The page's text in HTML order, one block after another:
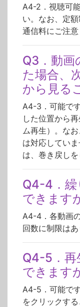
A4-2．視聴可
い。なお、定
通信料にご注意
Q3．動画
た場合、
から見る
A4-3．可能で
した位置から
ム再生）。な
は対応してい
は、巻き戻しを
Q4-4．繰
できます
A4-4．各動画
回数に制限はあ
Q4-5．再
できます
A4-5．可能で
をクリックす